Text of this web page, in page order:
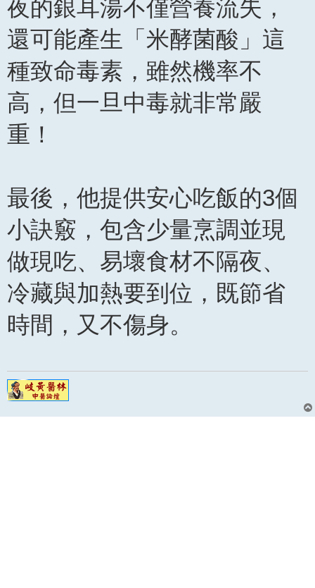
夜的銀耳湯不僅營養流失，
還可能產生「米酵菌酸」這
種致命毒素，雖然機率不
高，但一旦中毒就非常嚴
重！
最後，他提供安心吃飯的3個
小訣竅，包含少量烹調並現
做現吃、易壞食材不隔夜、
冷藏與加熱要到位，既節省
時間，又不傷身。